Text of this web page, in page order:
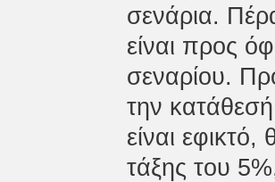
σενάρια.
είναι προς
σεναρίου.
την
είναι
τάξης του